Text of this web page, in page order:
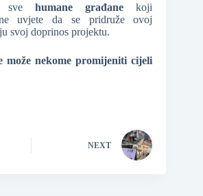
svehumane građane koji
uvjete da se pridruže ovoj
svoj doprinos projektu.
može nekome promijeniti cijeli
NEXT